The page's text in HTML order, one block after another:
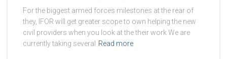
For the biggest armed forces milestones at the rear of
they, IFOR will get greater scope to own helping the new
civil providers when you look at the their work We are
currently taking several
Read more